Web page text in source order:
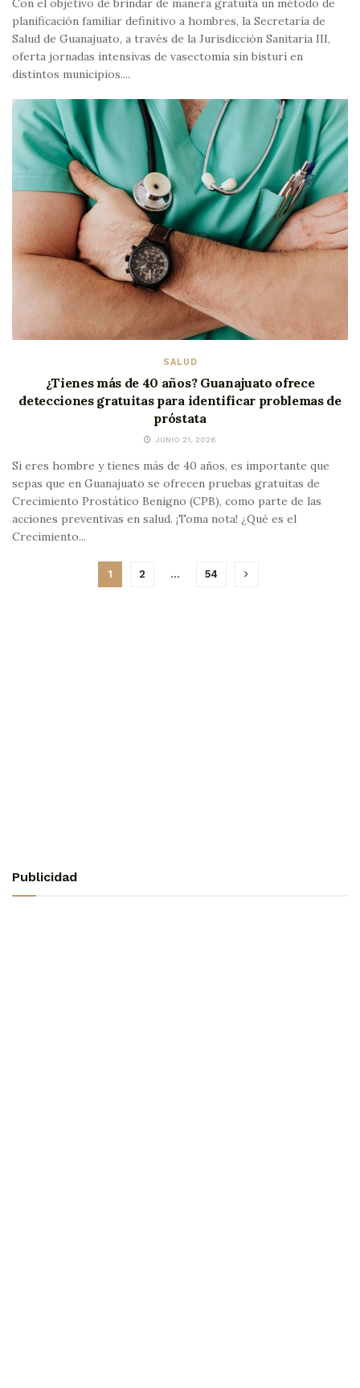
Con el objetivo de brindar de manera gratuita un método de
planificación familiar definitivo a hombres, la Secretaría de
Salud de Guanajuato, a través de la Jurisdicción Sanitaria III,
oferta jornadas intensivas de vasectomía sin bisturí en
distintos municipios....
SALUD
¿Tienes más de 40 años? Guanajuato ofrece
detecciones gratuitas para identificar problemas de
próstata
JUNIO 21, 2026
Si eres hombre y tienes más de 40 años, es importante que
sepas que en Guanajuato se ofrecen pruebas gratuitas de
Crecimiento Prostático Benigno (CPB), como parte de las
acciones preventivas en salud. ¡Toma nota! ¿Qué es el
Crecimiento...
1 2 … 54
Publicidad